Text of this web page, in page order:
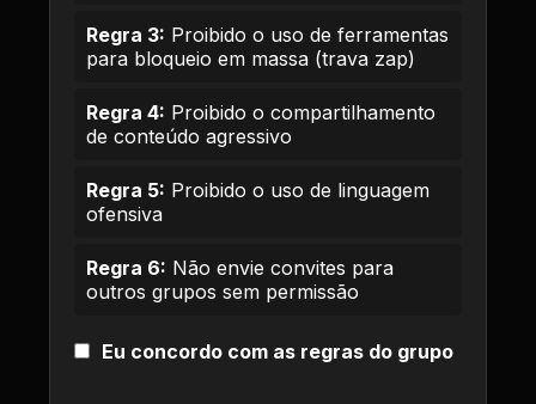
Regra 3: Proibido o uso de ferramentas
para bloqueio em massa (trava zap)
Regra 4: Proibido o compartilhamento
de conteúdo agressivo
Regra 5: Proibido o uso de linguagem
ofensiva
Regra 6: Não envie convites para
outros grupos sem permissão
Eu concordo com as regras do grupo